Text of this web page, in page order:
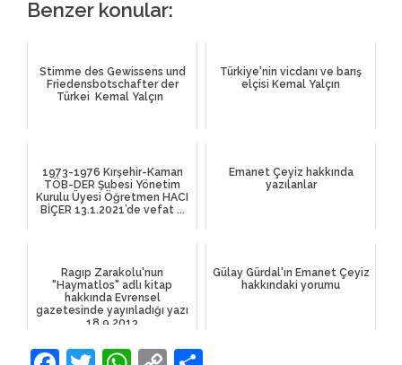
Benzer konular:
Stimme des Gewissens und
Friedensbotschafter der
Türkei Kemal Yalçın
Türkiye'nin vicdanı ve barış
elçisi Kemal Yalçın
1973-1976 Kırşehir-Kaman
TÖB-DER Şubesi Yönetim
Kurulu Üyesi Öğretmen HACI
BİÇER 13.1.2021’de vefat ...
Emanet Çeyiz hakkında
yazılanlar
Ragıp Zarakolu'nun
"Haymatlos" adlı kitap
hakkında Evrensel
gazetesinde yayınladığı yazı
18.9.2013
Gülay Gürdal'ın Emanet Çeyiz
hakkındaki yorumu